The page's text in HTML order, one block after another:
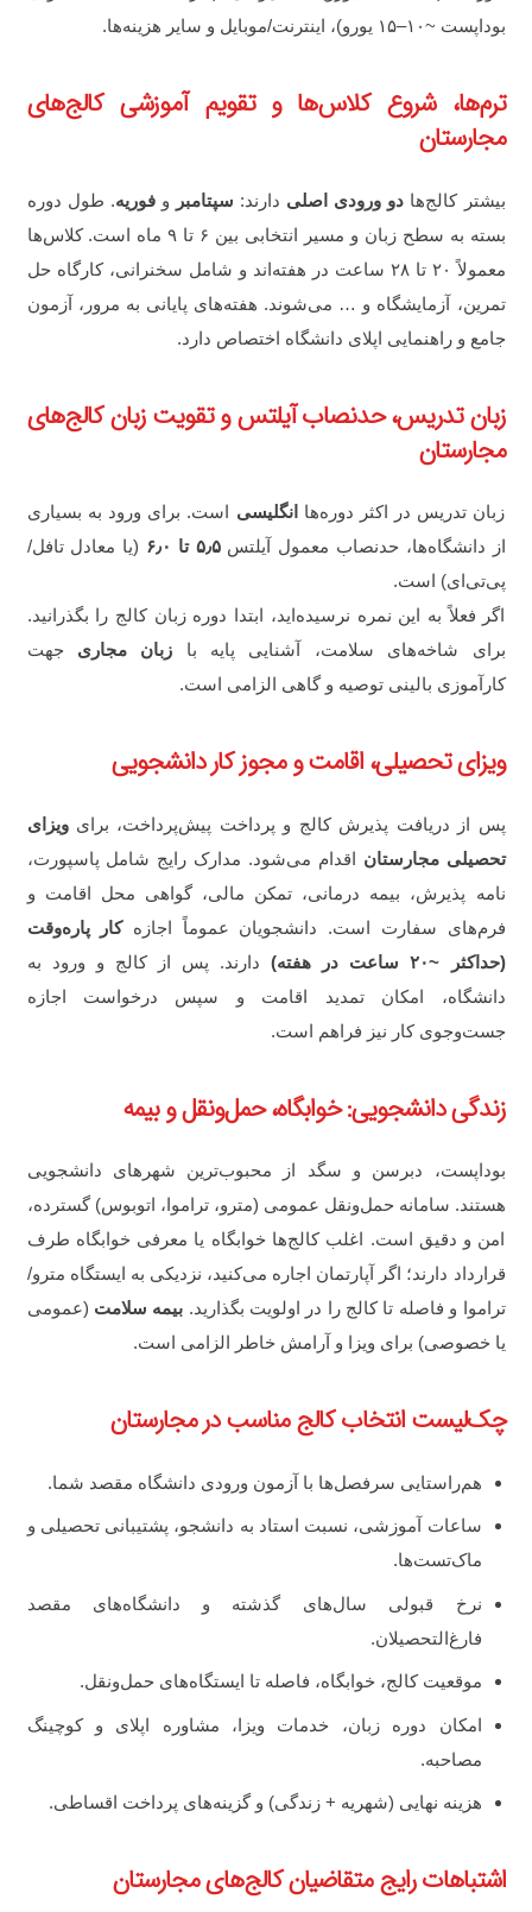
بوداپست ~۱۰–۱۵ یورو)، اینترنت/موبایل و سایر هزینه‌ها.
ترم‌ها، شروع کلاس‌ها و تقویم آموزشی کالج‌های
مجارستان
بیشتر کالج‌ها دو ورودی اصلی دارند: سپتامبر وفوریه. طول دوره
بسته به سطح زبان و مسیر انتخابی بین ۶ تا ۹ ماه است. کلاس‌ها
معمولاً ۲۰ تا ۲۸ ساعت در هفته‌اند و شامل سخنرانی، کارگاه حل
تمرین، آزمایشگاه و … می‌شوند. هفته‌های پایانی به مرور، آزمون
جامع و راهنمایی اپلای دانشگاه اختصاص دارد.
زبان تدریس، حدنصاب آیلتس و تقویت زبان کالج‌های
مجارستان
زبان تدریس در اکثر دوره‌ها انگلیسی است. برای ورود به بسیاری
از دانشگاه‌ها، حدنصاب معمول آیلتس۵٫۵ تا ۶٫۰
(یا معادل تافل/
پی‌تی‌ای) است.
اگر فعلاً به این نمره نرسیده‌اید، ابتدا دوره زبان کالج را بگذرانید.
برای شاخه‌های سلامت، آشنایی پایه با زبان مجاری جهت
کارآموزی بالینی توصیه و گاهی الزامی است.
ویزای تحصیلی، اقامت و مجوز کار دانشجویی
پس از دریافت پذیرش کالج و پرداخت پیش‌پرداخت، برایویزای
تحصیلی مجارستان اقدام می‌شود. مدارک رایج شامل پاسپورت،
نامه پذیرش، بیمه درمانی، تمکن مالی، گواهی محل اقامت و
فرم‌های سفارت است. دانشجویان عموماً اجازهکار پاره‌وقت
(حداکثر ~۲۰ ساعت در هفته)
دارند. پس از کالج و ورود به
دانشگاه، امکان تمدید اقامت و سپس درخواست اجازه
جست‌وجوی کار نیز فراهم است.
زندگی دانشجویی: خوابگاه، حمل‌ونقل و بیمه
بوداپست، دبرسن و سگد از محبوب‌ترین شهرهای دانشجویی
هستند. سامانه حمل‌ونقل عمومی (مترو، تراموا، اتوبوس) گسترده،
امن و دقیق است. اغلب کالج‌ها خوابگاه یا معرفی خوابگاه طرف
قرارداد دارند؛ اگر آپارتمان اجاره می‌کنید، نزدیکی به ایستگاه مترو/
تراموا و فاصله تا کالج را در اولویت بگذارید. بیمه سلامت (عمومی
یا خصوصی) برای ویزا و آرامش خاطر الزامی است.
چک‌لیست انتخاب کالج مناسب در مجارستان
هم‌راستایی سرفصل‌ها با آزمون ورودی دانشگاه مقصد شما.
ساعات آموزشی، نسبت استاد به دانشجو، پشتیبانی تحصیلی و
ماک‌تست‌ها.
نرخ قبولی سال‌های گذشته و دانشگاه‌های مقصد
فارغ‌التحصیلان.
موقعیت کالج، خوابگاه، فاصله تا ایستگاه‌های حمل‌ونقل.
امکان دوره زبان، خدمات ویزا، مشاوره اپلای و کوچینگ
مصاحبه.
هزینه نهایی (شهریه + زندگی) و گزینه‌های پرداخت اقساطی.
اشتباهات رایج متقاضیان کالج‌های مجارستان